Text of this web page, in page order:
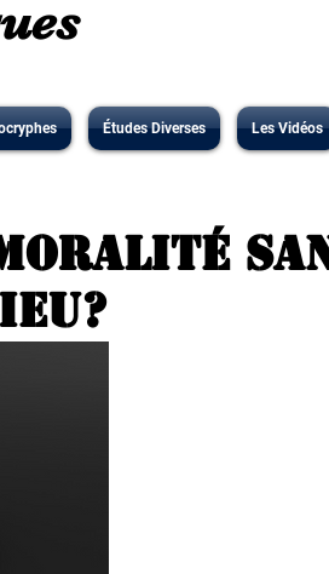
Études Diverses Les Vidéos